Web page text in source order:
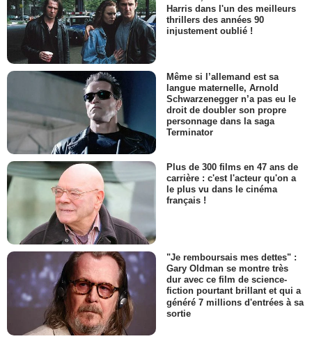
Harris dans l'un des meilleurs
thrillers des années 90
injustement oublié !
Même si l’allemand est sa
langue maternelle, Arnold
Schwarzenegger n’a pas eu le
droit de doubler son propre
personnage dans la saga
Terminator
Plus de 300 films en 47 ans de
carrière : c'est l'acteur qu'on a
le plus vu dans le cinéma
français !
"Je remboursais mes dettes" :
Gary Oldman se montre très
dur avec ce film de science-
fiction pourtant brillant et qui a
généré 7 millions d'entrées à sa
sortie